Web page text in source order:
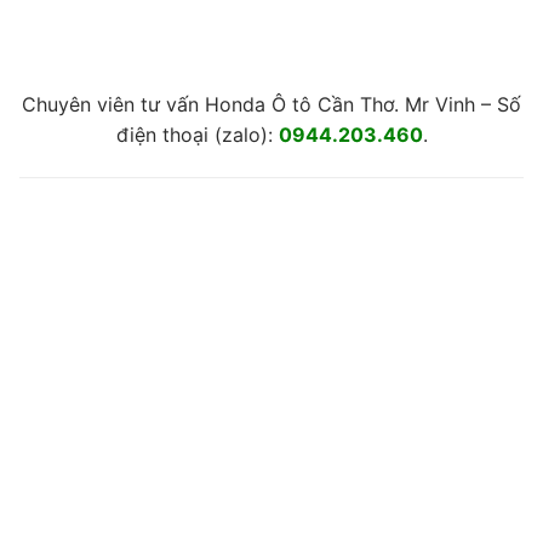
Chuyên viên tư vấn Honda Ô tô Cần Thơ. Mr Vinh – Số
điện thoại (zalo): 0944.203.460.